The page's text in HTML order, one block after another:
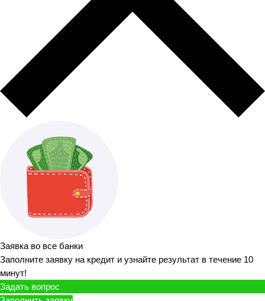
Заявка во все банки
Заполните заявку на кредит и узнайте результат в течение 10
минут!
Задать вопрос